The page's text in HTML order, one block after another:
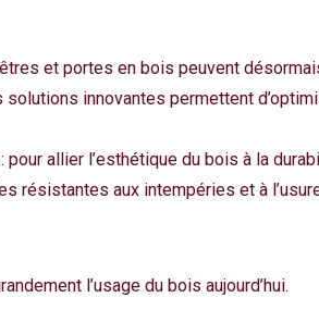
et portes en bois peuvent
solutions innovantes permettent
: pour allier l’esthétique du bois à la
résistantes aux intempéries et à
l’usage du bois aujourd’hui.